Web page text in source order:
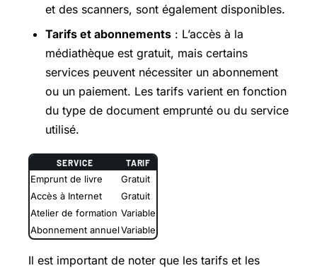
et des scanners, sont également disponibles.
Tarifs et abonnements : L’accès à la
médiathèque est gratuit, mais certains
services peuvent nécessiter un abonnement
ou un paiement. Les tarifs varient en fonction
du type de document emprunté ou du service
utilisé.
SERVICE TARIF
Emprunt de livre
Gratuit
Accès à Internet
Gratuit
Atelier de formation Variable
Abonnement annuelVariable
Il est important de noter que les tarifs et les